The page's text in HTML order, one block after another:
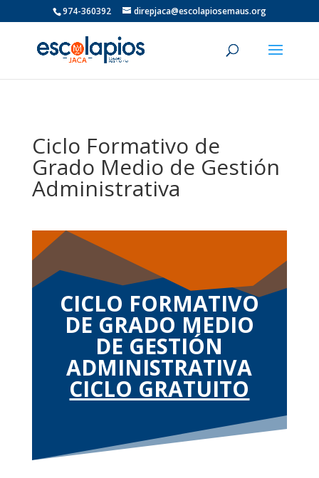
974-360392 direpjaca@escolapiosemaus.org
Ciclo Formativo de
Grado Medio de Gestión
Administrativa
CICLO FORMATIVO
DE GRADO MEDIO
DE GESTIÓN
ADMINISTRATIVA
CICLO GRATUITO